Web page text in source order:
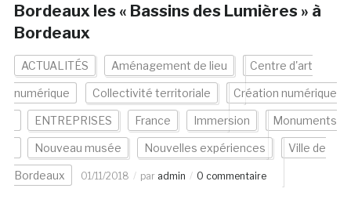
Bordeaux les « Bassins des Lumières » à
Bordeaux
ACTUALITÉS Aménagement de lieu Centre d'art
numérique Collectivité territoriale Création numérique
ENTREPRISES France Immersion Monuments
Nouveau musée Nouvelles expériences Ville de
Bordeaux 01/11/2018 par admin 0 commentaire